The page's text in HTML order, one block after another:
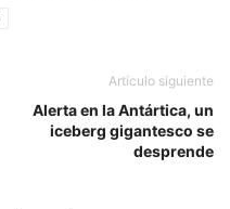
Artículo siguiente
Alerta en la Antártica, un
iceberg gigantesco se
desprende